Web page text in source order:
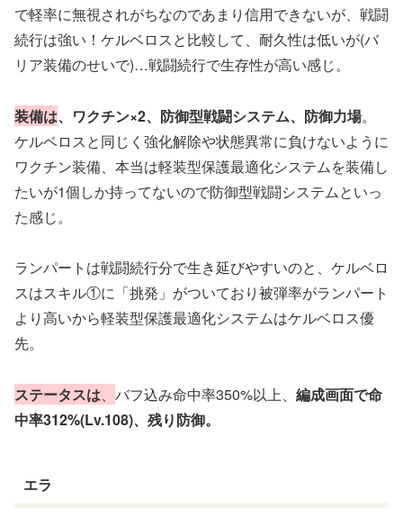
で軽率に無視されがちなのであまり信用できないが、戦闘
続行は強い！ケルベロスと比較して、耐久性は低いが(バ
リア装備のせいで)…戦闘続行で生存性が高い感じ。
装備は、ワクチン×2、防御型戦闘システム、防御力場。
ケルベロスと同じく強化解除や状態異常に負けないように
ワクチン装備、本当は軽装型保護最適化システムを装備し
たいが1個しか持ってないので防御型戦闘システムといっ
た感じ。
ランパートは戦闘続行分で生き延びやすいのと、ケルベロ
スはスキル①に「挑発」がついており被弾率がランパート
より高いから軽装型保護最適化システムはケルベロス優
先。
ステータスは、 バフ込み命中率350%以上、 編成画面で命
中率312%(Lv.108)、残り防御。
エラ